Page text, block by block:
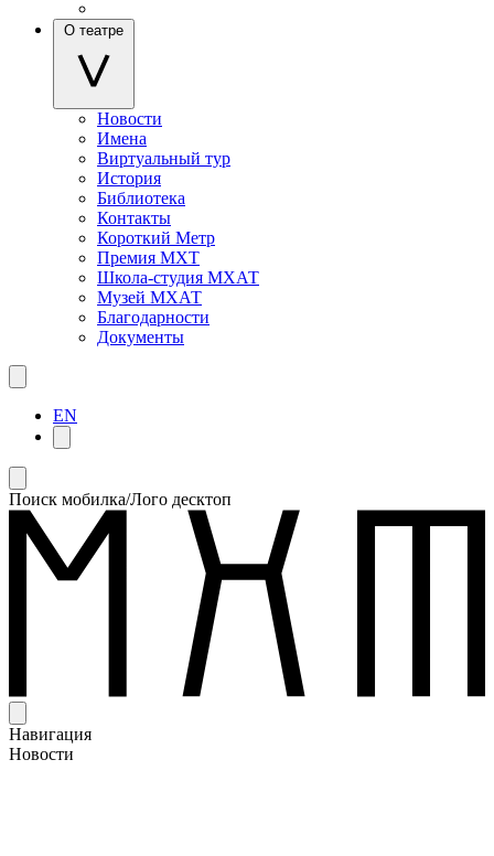
О театре
Новости
Имена
Виртуальный тур
История
Библиотека
Контакты
Короткий Метр
Премия МХТ
Школа-студия МХАТ
Музей МХАТ
Благодарности
Документы
EN
Поиск мобилка/Лого десктоп
Навигация
Новости